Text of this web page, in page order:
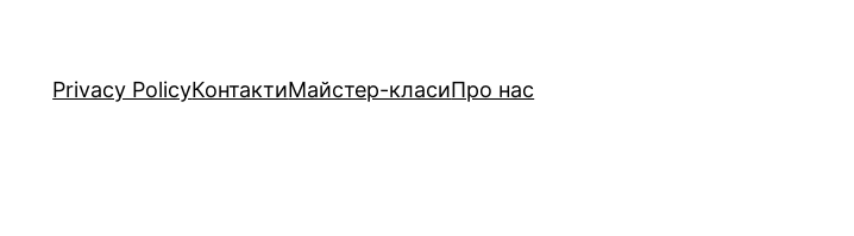
Privacy PolicyКонтактиМайстер-класиПро нас